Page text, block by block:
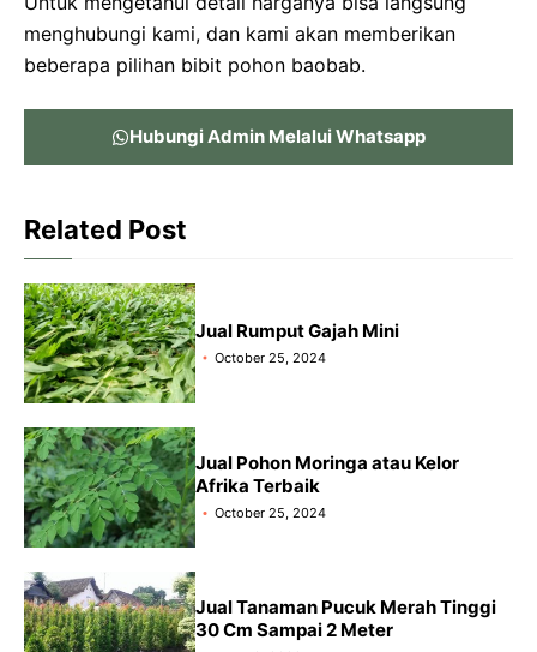
menghubungi kami, dan kami akan memberikan
beberapa pilihan bibit pohon baobab.
Hubungi Admin Melalui Whatsapp
Related Post
Jual Rumput Gajah Mini
October 25, 2024
Jual Pohon Moringa atau Kelor
Afrika Terbaik
October 25, 2024
Jual Tanaman Pucuk Merah Tinggi
30 Cm Sampai 2 Meter